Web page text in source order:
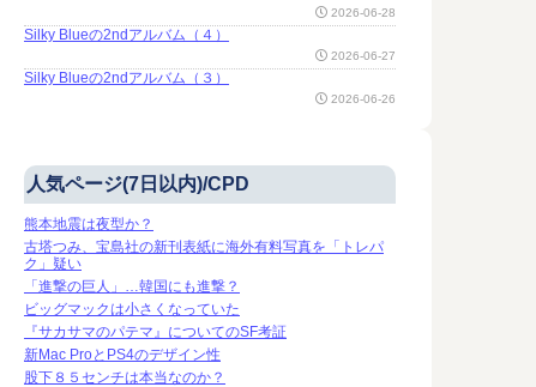
2026-06-28
Silky Blueの2ndアルバム（４）
2026-06-27
Silky Blueの2ndアルバム（３）
2026-06-26
人気ページ(7日以内)/CPD
熊本地震は夜型か？
古塔つみ、宝島社の新刊表紙に海外有料写真を「トレパ
ク」疑い
「進撃の巨人」…韓国にも進撃？
ビッグマックは小さくなっていた
『サカサマのパテマ』についてのSF考証
新Mac ProとPS4のデザイン性
股下８５センチは本当なのか？